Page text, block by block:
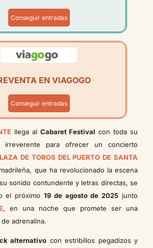
Conseguir entradas
EN VIAGOGO
Conseguir entradas
llega al Cabaret Festival con toda su
irreverente para ofrecer un concierto
DE TOROS DEL PUERTO DE SANTA
que ha revolucionado la escena
sonido contundente y letras directas, se
el próximo 19 de agosto de 2025 junto
, en una noche que promete ser una
adrenalina.
alternativo con estribillos pegadizos y